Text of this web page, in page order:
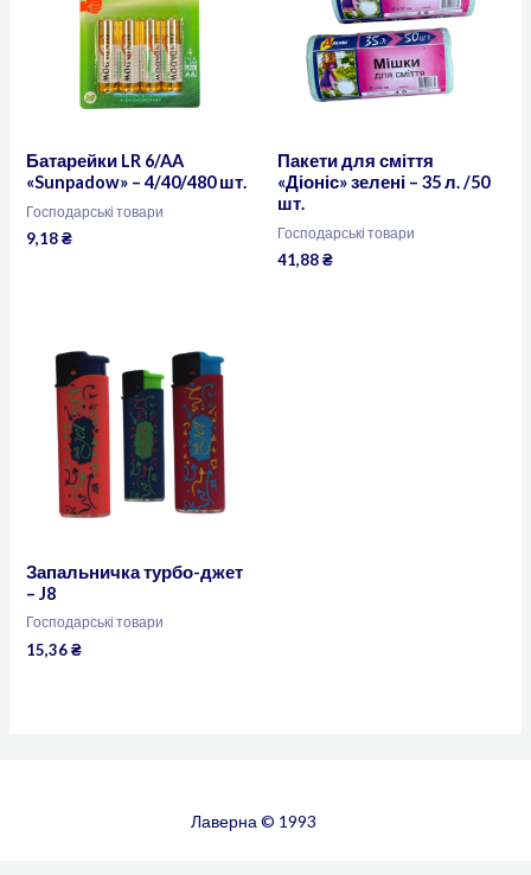
Батарейки LR 6/AA
«Sunpadow» – 4/40/480 шт.
Господарські товари
9,18₴
Пакети для сміття
«Діоніс» зелені – 35 л. /50
шт.
Господарські товари
41,88₴
Запальничка турбо-джет
– J8
Господарські товари
15,36₴
Лаверна © 1993